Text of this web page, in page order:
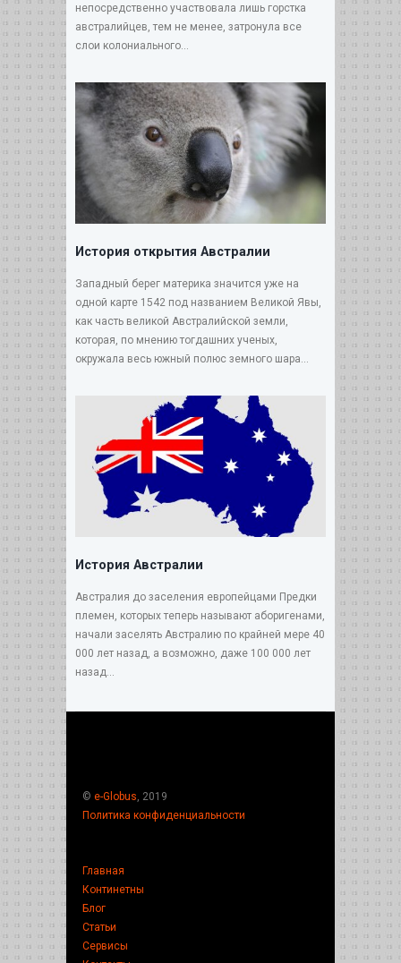
непосредственно участвовала лишь горстка
австралийцев, тем не менее, затронула все
слои колониального...
История открытия Австралии
Западный берег материка значится уже на
одной карте 1542 под названием Великой Явы,
как часть великой Австралийской земли,
которая, по мнению тогдашних ученых,
окружала весь южный полюс земного шара...
История Австралии
Австралия до заселения европейцами Предки
племен, которых теперь называют аборигенами,
начали заселять Австралию по крайней мере 40
000 лет назад, а возможно, даже 100 000 лет
назад...
© e-Globus , 2019
Политика конфиденциальности
Главная
Континетны
Блог
Статьи
Сервисы